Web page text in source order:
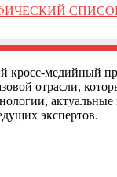
кросс-медийный
отрасли,
актуальные
экспертов.